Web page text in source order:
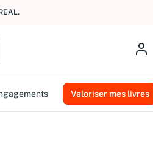
la recherche
Valoriser mes livres